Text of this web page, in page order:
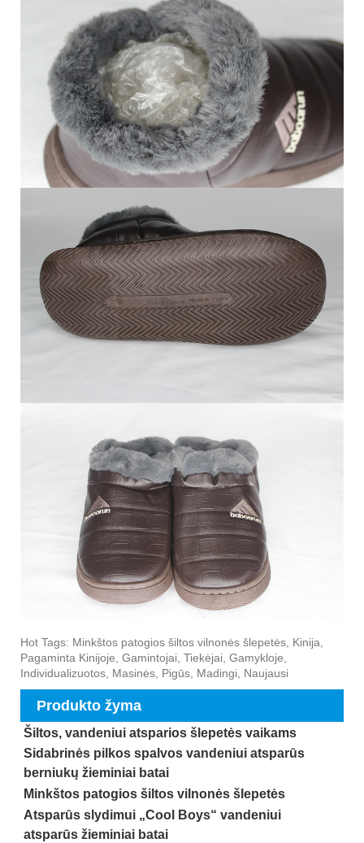
Hot Tags: Minkštos patogios šiltos vilnonės šlepetės, Kinija,
Pagaminta Kinijoje, Gamintojai, Tiekėjai, Gamykloje,
Individualizuotos, Masinės, Pigūs, Madingi, Naujausi
Produkto žyma
Šiltos, vandeniui atsparios šlepetės vaikams
Sidabrinės pilkos spalvos vandeniui atsparūs
berniukų žieminiai batai
Minkštos patogios šiltos vilnonės šlepetės
Atsparūs slydimui „Cool Boys“ vandeniui
atsparūs žieminiai batai